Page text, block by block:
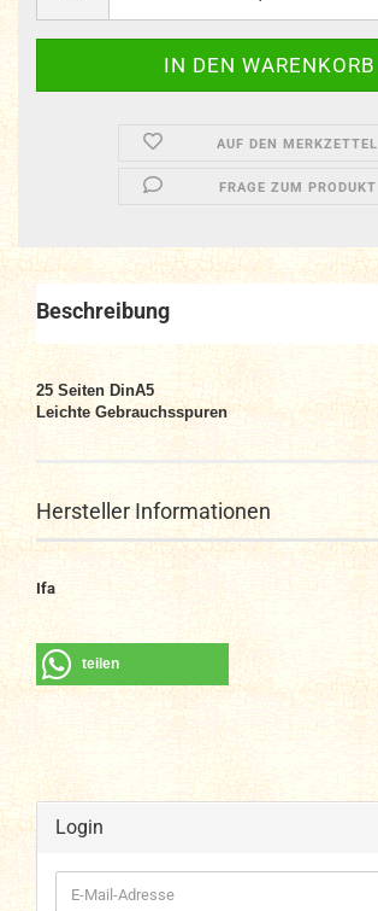
AUF DEN MERKZETTEL
FRAGE ZUM PRODUKT
Beschreibung
25 Seiten DinA5
Leichte Gebrauchsspuren
Hersteller Informationen
Ifa
teilen
Login
E-